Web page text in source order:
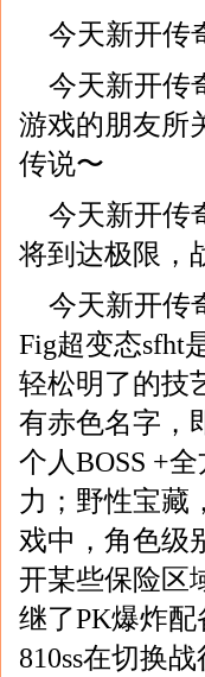
今天新开传
今天新开传
游戏的朋友所
传说〜
今天新开传
将到达极限，
今天新开传
Fig超变态sfht
轻松明了的技
有赤色名字，
个人BOSS +
力；野性宝藏
戏中，角色级
开某些保险区
继了PK爆炸
810ss在切换